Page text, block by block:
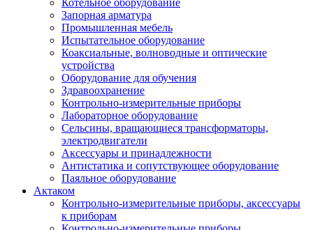
Котельное оборудование
Запорная арматура
Промышленная мебель
Испытательное оборудование
Коаксиальные, волноводные и оптические
устройства
Оборудование для обучения
Здравоохранение
Контрольно-измерительные приборы
Лабораторное оборудование
Сельсины, вращающиеся трансформаторы,
электродвигатели
Аксессуары и принадлежности
Антистатика и сопутствующее оборудование
Паяльное оборудование
Актаком
Контрольно-измерительные приборы, аксессуары
к приборам